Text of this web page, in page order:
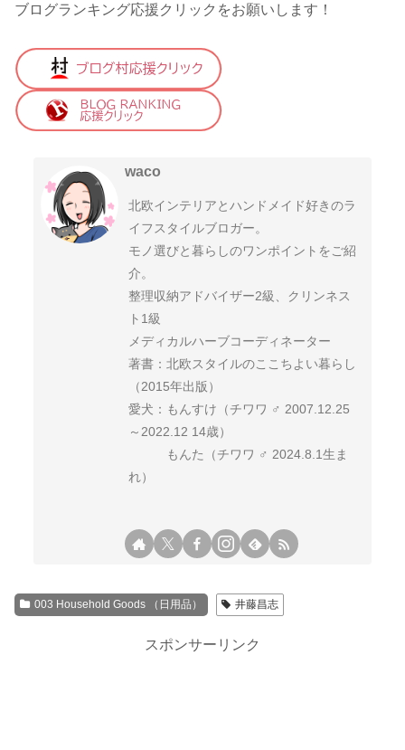
ブログランキング応援クリックをお願いします！
waco
北欧インテリアとハンドメイド好きのラ
イフスタイルブロガー。
モノ選びと暮らしのワンポイントをご紹
介。
整理収納アドバイザー2級、クリンネス
ト1級
メディカルハーブコーディネーター
著書：北欧スタイルのここちよい暮らし
（2015年出版）
愛犬：もんすけ（チワワ ♂ 2007.12.25
～2022.12 14歳）
もんた（チワワ ♂ 2024.8.1生ま
れ）
003 Household Goods （日用品） 井藤昌志
スポンサーリンク